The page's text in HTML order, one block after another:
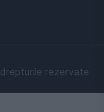
rezervate